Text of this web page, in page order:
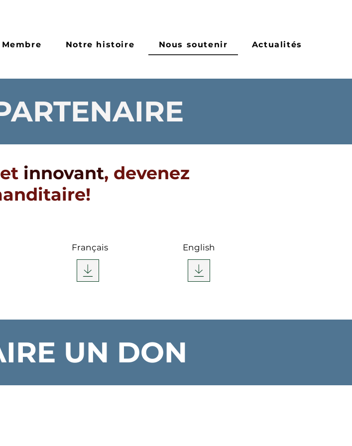
Notre histoire Nous soutenir Actualités
innovant, devenez
Français English
UN DON